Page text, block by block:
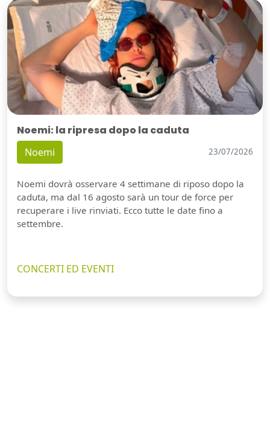
Noemi: la ripresa dopo la caduta
Noemi 23/07/2026
Noemi dovrà osservare 4 settimane di riposo dopo la
caduta, ma dal 16 agosto sarà un tour de force per
recuperare i live rinviati. Ecco tutte le date fino a
settembre.
CONCERTI ED EVENTI